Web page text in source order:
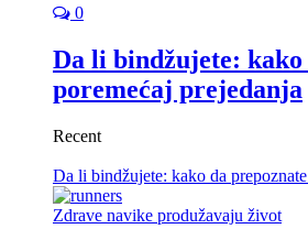
0
Da li bindžujete: kako
poremećaj prejedanja
Recent
Da li bindžujete: kako da
Zdrave navike produžavaju život